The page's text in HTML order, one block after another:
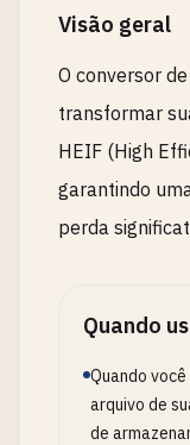
Visão geral
O conversor
transformar
HEIF (High
garantindo
perda
Quando
Quando
arquivo de
de